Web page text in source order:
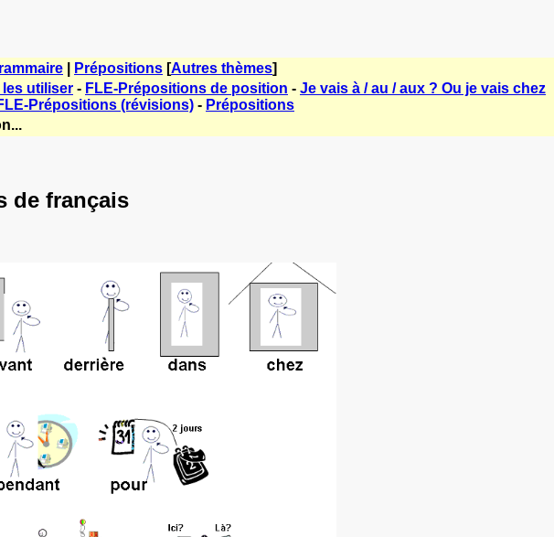
Prépositions [Autres thèmes]
les utiliser - FLE-Prépositions de position - Je vais à / au / aux ? Ou je vais chez
Prépositions (révisions) - Prépositions
de français